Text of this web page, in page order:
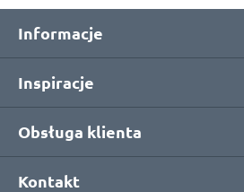
Informacje
Inspiracje
Obsługa klienta
Kontakt